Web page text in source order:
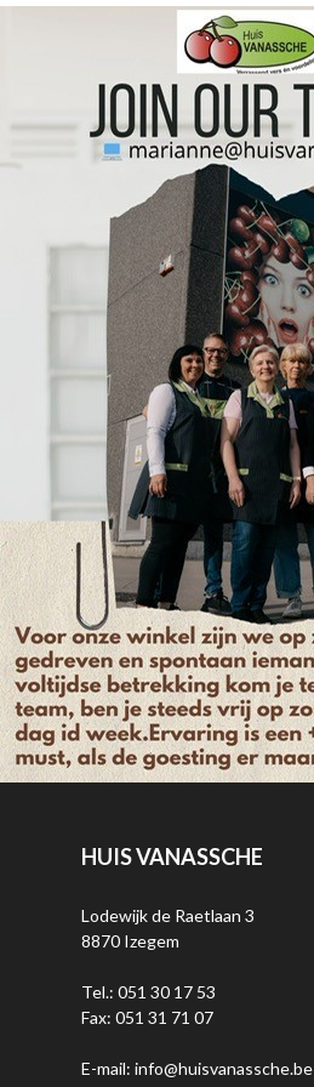
HUIS VANASSCHE
Lodewijk de Raetlaan 3
8870 Izegem
Tel.: 051 30 17 53
Fax: 051 31 71 07
E-mail: info@huisvanassche.be